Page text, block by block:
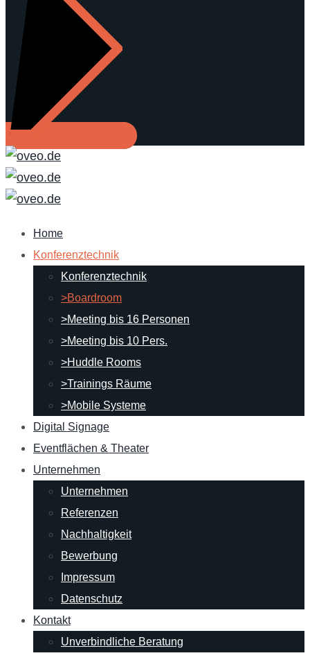
Home
Konferenztechnik
Konferenztechnik
>Boardroom
>Meeting bis 16 Personen
>Meeting bis 10 Pers.
>Huddle Rooms
>Trainings Räume
>Mobile Systeme
Digital Signage
Eventflächen & Theater
Unternehmen
Unternehmen
Referenzen
Nachhaltigkeit
Bewerbung
Impressum
Datenschutz
Kontakt
Unverbindliche Beratung